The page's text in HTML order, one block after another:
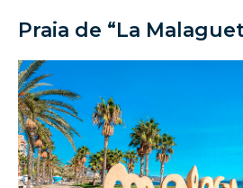
Praia de “La